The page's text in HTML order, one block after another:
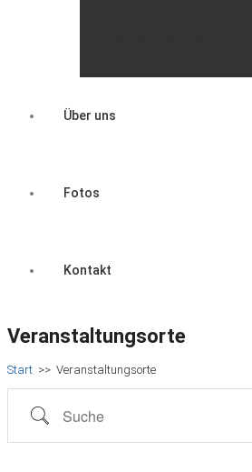
Über uns
Fotos
Kontakt
Veranstaltungsorte
Start >> Veranstaltungsorte
Suche